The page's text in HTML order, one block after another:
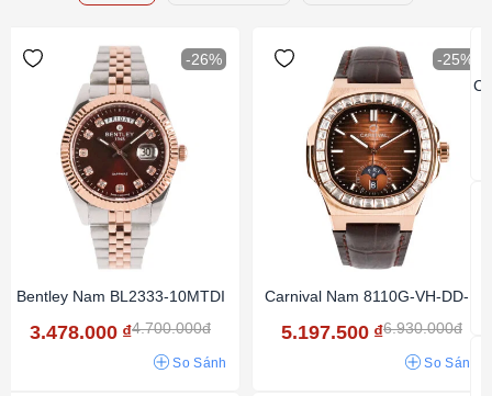
-26%
Bentley Nam BL2333-10MTDI
3.478.000 ₫4.700.000đ
So Sánh
-25%
Carnival Nam 8110G-VH-DD-N
5.197.500 ₫6.930.000đ
So Sánh